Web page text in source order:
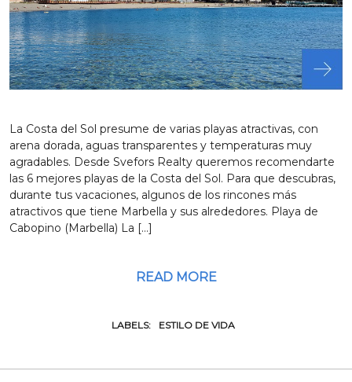
La Costa del Sol presume de varias playas atractivas, con
arena dorada, aguas transparentes y temperaturas muy
agradables. Desde Svefors Realty queremos recomendarte
las 6 mejores playas de la Costa del Sol. Para que descubras,
durante tus vacaciones, algunos de los rincones más
atractivos que tiene Marbella y sus alrededores. Playa de
Cabopino (Marbella) La […]
READ MORE
LABELS: ESTILO DE VIDA